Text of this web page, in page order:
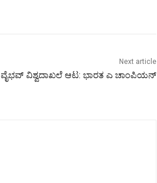
Next article
ವೈಭವ್ ವಿಶ್ವದಾಖಲೆ ಆಟ: ಭಾರತ ಎ ಚಾಂಪಿಯನ್